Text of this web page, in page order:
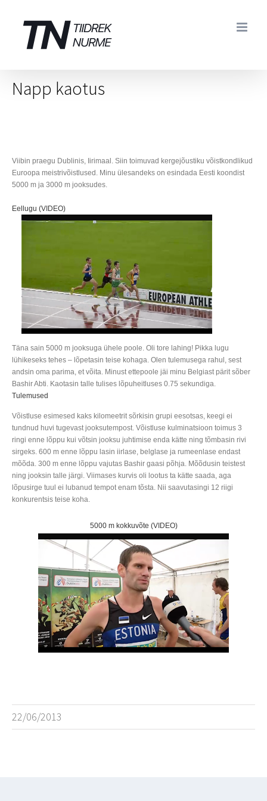
content
Napp kaotus
Viibin praegu Dublinis, Iirimaal. Siin toimuvad kergejõustiku võistkondlikud
Euroopa meistrivõistlused. Minu ülesandeks on esindada Eesti koondist
5000 m ja 3000 m jooksudes.
Eellugu (VIDEO)
Täna sain 5000 m jooksuga ühele poole. Oli tore lahing! Pikka lugu
lühikeseks tehes – lõpetasin teise kohaga. Olen tulemusega rahul, sest
andsin oma parima, et võita. Minust ettepoole jäi minu Belgiast pärit sõber
Bashir Abti. Kaotasin talle tulises lõpuheitluses 0.75 sekundiga.
Tulemused
Võistluse esimesed kaks kilomeetrit sõrkisin grupi eesotsas, keegi ei
tundnud huvi tugevast jooksutempost. Võistluse kulminatsioon toimus 3
ringi enne lõppu kui võtsin jooksu juhtimise enda kätte ning tõmbasin rivi
sirgeks. 600 m enne lõppu lasin iirlase, belglase ja rumeenlase endast
mõõda. 300 m enne lõppu vajutas Bashir gaasi põhja. Mõõdusin teistest
ning jooksin talle järgi. Viimases kurvis oli lootus ta kätte saada, aga
lõpusirge tuul ei lubanud tempot enam tõsta. Nii saavutasingi 12 riigi
konkurentsis teise koha.
5000 m kokkuvõte (VIDEO)
22/06/2013